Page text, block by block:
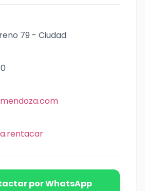
79 - Ciudad
por WhatsApp